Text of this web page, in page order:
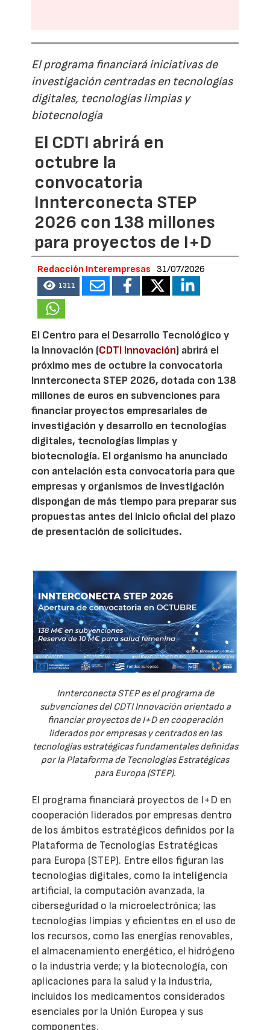
El programa financiará iniciativas de
investigación centradas en tecnologías
digitales, tecnologías limpias y
biotecnología
El CDTI abrirá en
octubre la
convocatoria
Innterconecta STEP
2026 con 138 millones
para proyectos de I+D
Redacción Interempresas 31/07/2026
1311
El Centro para el Desarrollo Tecnológico y
la Innovación (CDTI Innovación) abrirá el
próximo mes de octubre la convocatoria
Innterconecta STEP 2026, dotada con 138
millones de euros en subvenciones para
financiar proyectos empresariales de
investigación y desarrollo en tecnologías
digitales, tecnologías limpias y
biotecnología. El organismo ha anunciado
con antelación esta convocatoria para que
empresas y organismos de investigación
dispongan de más tiempo para preparar sus
propuestas antes del inicio oficial del plazo
de presentación de solicitudes.
Innterconecta STEP es el programa de
subvenciones del CDTI Innovación orientado a
financiar proyectos de I+D en cooperación
liderados por empresas y centrados en las
tecnologías estratégicas fundamentales definidas
por la Plataforma de Tecnologías Estratégicas
para Europa (STEP).
El programa financiará proyectos de I+D en
cooperación liderados por empresas dentro
de los ámbitos estratégicos definidos por la
Plataforma de Tecnologías Estratégicas
para Europa (STEP). Entre ellos figuran las
tecnologías digitales, como la inteligencia
artificial, la computación avanzada, la
ciberseguridad o la microelectrónica; las
tecnologías limpias y eficientes en el uso de
los recursos, como las energías renovables,
el almacenamiento energético, el hidrógeno
o la industria verde; y la biotecnología, con
aplicaciones para la salud y la industria,
incluidos los medicamentos considerados
esenciales por la Unión Europea y sus
componentes.